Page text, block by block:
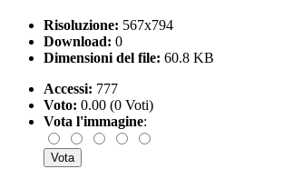
Risoluzione: 567x794
Download: 0
Dimensioni del file: 60.8 KB
Accessi: 777
Voto: 0.00 (0 Voti)
Vota l'immagine: